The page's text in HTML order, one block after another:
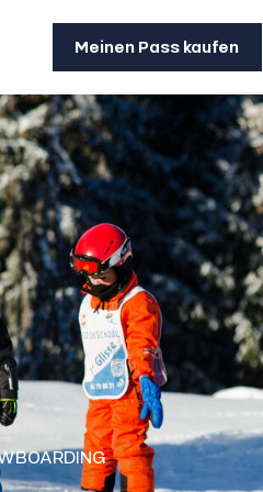
Meinen Pass kaufen